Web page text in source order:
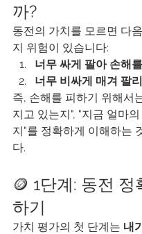
까?
동전의 가치를 모르면 다
지 위험이 있습니다:
너무 싸게 팔아 손해
너무 비싸게 매겨 팔
즉, 손해를 피하기 위해서
지고 있는지", "지금 얼마
지"를 정확하게 이해하는
다.
🪙 1단계: 동전 정
하기
가치 평가의 첫 단계는 내